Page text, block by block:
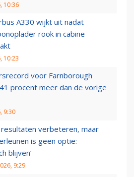
10:36
A330 wijkt uit nadat
rook in cabine
10:23
voor Farnborough
procent meer dan de vorige
9:30
verbeteren, maar
is geen optie:
blijven’
9:29